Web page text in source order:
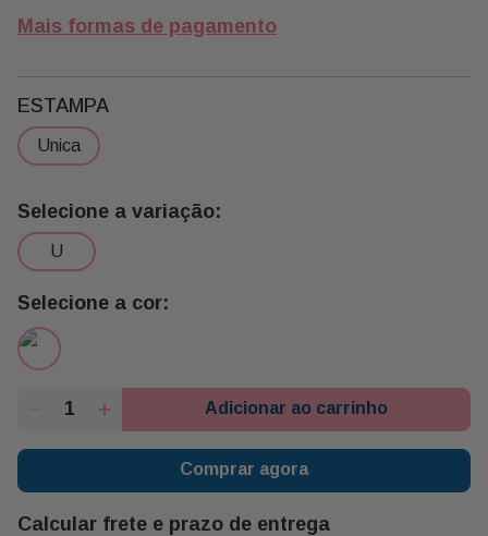
Mais formas de pagamento
u
ESTAMPA
unica
Adicionar ao carrinho
Comprar agora
Calcular frete e prazo de entrega